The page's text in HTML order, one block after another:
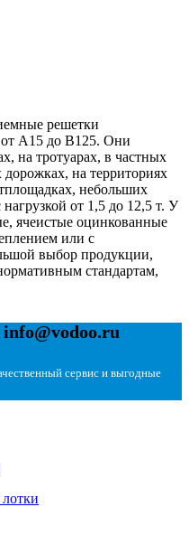
решетки
от А15 до В125. Они
на тротуарах, в частных
на территориях
небольших
от 1,5 до 12,5 т. У
ячеистые оцинкованные
или с
выбор продукции,
стандартам,
сервис и выгодные